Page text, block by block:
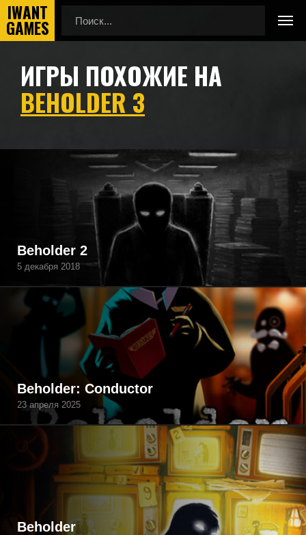
Главная
Игры похожие на Beholder 3
ИГРЫ ПОХОЖИЕ НА
BEHOLDER 3
Подборка игр, похожих на Beholder 3 по геймплею,
Beholder 2
5 декабря 2018
Beholder: Conductor
23 апреля 2025
Beholder